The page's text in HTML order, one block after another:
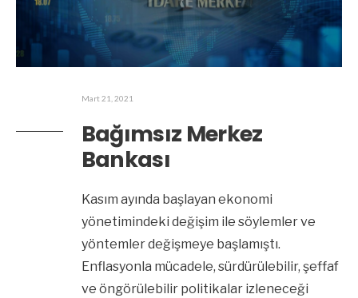
Mart 21, 2021
Bağımsız Merkez
Bankası
Kasım ayında başlayan ekonomi
yönetimindeki değişim ile söylemler ve
yöntemler değişmeye başlamıştı.
Enflasyonla mücadele, sürdürülebilir, şeffaf
ve öngörülebilir politikalar izleneceği